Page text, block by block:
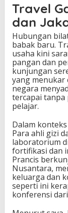
Travel
dan
Hubungan
babak baru.
usaha kini
pangan dan
kunjungan
yang menukar
negara
tercapai tanpa
pelajar.
Dalam
Para ahli gizi
laboratorium
fortifikasi dan
Prancis
Nusantara,
keluarga dan
seperti ini
konferensi